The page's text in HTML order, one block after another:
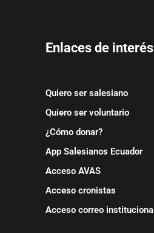
Enlaces de interés
Quiero ser salesiano
Quiero ser voluntario
¿Cómo donar?
App Salesianos Ecuador
Acceso AVAS
Acceso cronistas
Acceso correo institucional